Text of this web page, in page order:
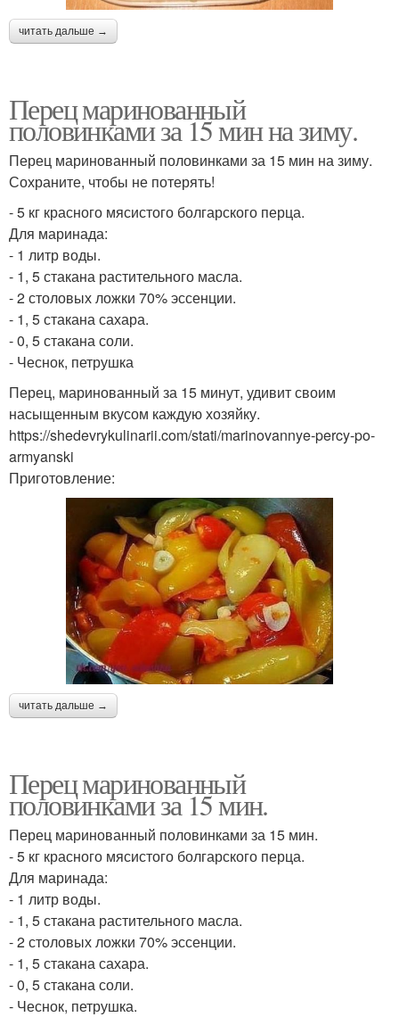
читать дальше →
Перец маринованный
половинками за 15 мин на зиму.
Перец маринованный половинками за 15 мин на зиму.
Сохраните, чтобы не потерять!
- 5 кг красного мясистого болгарского перца.
Для маринада:
- 1 литр воды.
- 1, 5 стакана растительного масла.
- 2 столовых ложки 70% эссенции.
- 1, 5 стакана сахара.
- 0, 5 стакана соли.
- Чеснок, петрушка
Перец, маринованный за 15 минут, удивит своим
насыщенным вкусом каждую хозяйку.
https://shedevrykulinarii.com/stati/marinovannye-percy-po-
armyanski
Приготовление:
читать дальше →
Перец маринованный
половинками за 15 мин.
Перец маринованный половинками за 15 мин.
- 5 кг красного мясистого болгарского перца.
Для маринада:
- 1 литр воды.
- 1, 5 стакана растительного масла.
- 2 столовых ложки 70% эссенции.
- 1, 5 стакана сахара.
- 0, 5 стакана соли.
- Чеснок, петрушка.